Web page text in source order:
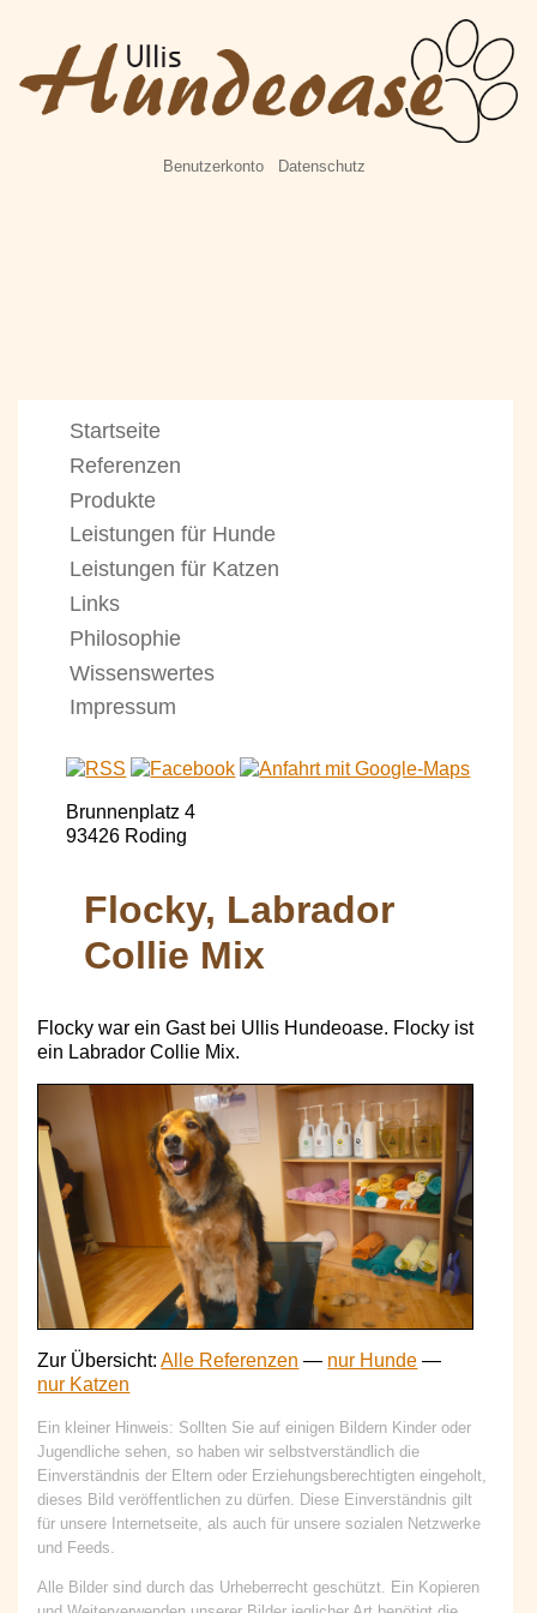
Benutzerkonto Datenschutz
Startseite
Referenzen
Produkte
Leistungen für Hunde
Leistungen für Katzen
Links
Philosophie
Wissenswertes
Impressum
Brunnenplatz 4
93426 Roding
Flocky, Labrador
Collie Mix
Flocky war ein Gast bei Ullis Hundeoase. Flocky ist
ein Labrador Collie Mix.
Zur Übersicht:Alle Referenzen — nur Hunde —
nur Katzen
Ein kleiner Hinweis: Sollten Sie auf einigen Bildern Kinder oder
Jugendliche sehen, so haben wir selbstverständlich die
Einverständnis der Eltern oder Erziehungsberechtigten eingeholt,
dieses Bild veröffentlichen zu dürfen. Diese Einverständnis gilt
für unsere Internetseite, als auch für unsere sozialen Netzwerke
und Feeds.
Alle Bilder sind durch das Urheberrecht geschützt. Ein Kopieren